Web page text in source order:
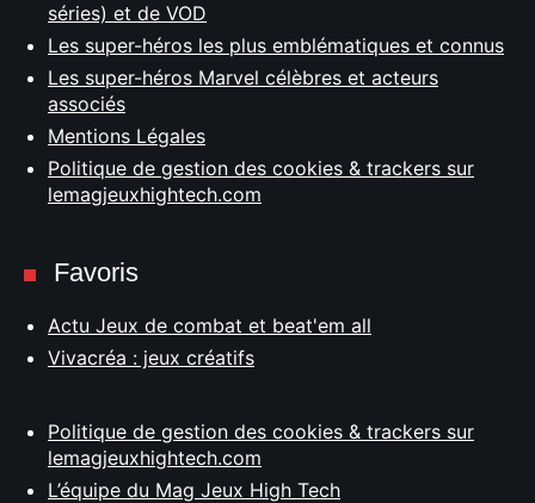
séries) et de VOD
Les super-héros les plus emblématiques et connus
Les super-héros Marvel célèbres et acteurs
associés
Mentions Légales
Politique de gestion des cookies & trackers sur
lemagjeuxhightech.com
Favoris
Actu Jeux de combat et beat'em all
Vivacréa : jeux créatifs
Politique de gestion des cookies & trackers sur
lemagjeuxhightech.com
L’équipe du Mag Jeux High Tech